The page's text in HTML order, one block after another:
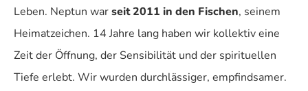
Leben. Neptun warseit 2011 in den Fischen, seinem
Heimatzeichen. 14 Jahre lang haben wir kollektiv eine
Zeit der Öffnung, der Sensibilität und der spirituellen
Tiefe erlebt. Wir wurden durchlässiger, empfindsamer.